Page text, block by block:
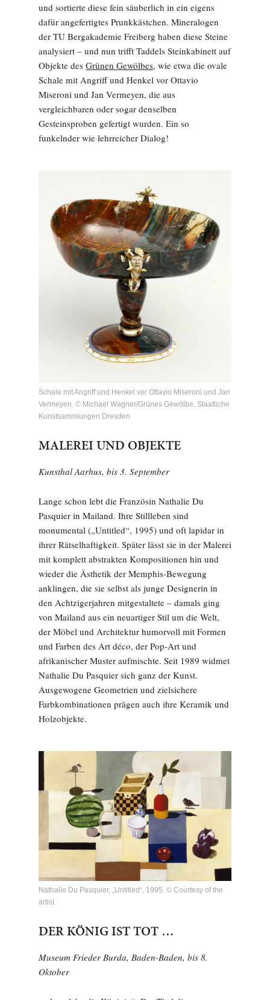
und sortierte diese fein säuberlich in ein eigens
dafür angefertigtes Prunkkästchen. Mineralogen
der TU Bergakademie Freiberg haben diese Steine
analysiert – und nun trifft Taddels Steinkabinett auf
Objekte des Grünen Gewölbes, wie etwa die ovale
Schale mit Angriff und Henkel vor Ottavio
Miseroni und Jan Vermeyen, die aus
vergleichbaren oder sogar denselben
Gesteinsproben gefertigt wurden. Ein so
funkelnder wie lehrreicher Dialog!
Schale mit Angriff und Henkel vor Ottavio Miseroni und Jan
Vermeyen. © Michael Wagner/Grünes Gewölbe, Staatliche
Kunstsammlungen Dresden
MALEREI UND OBJEKTE
Kunsthal Aarhus, bis 3. September
Lange schon lebt die Französin Nathalie Du
Pasquier in Mailand. Ihre Stillleben sind
monumental („Untitled“, 1995) und oft lapidar in
ihrer Rätselhaftigkeit. Später lässt sie in der Malerei
mit komplett abstrakten Kompositionen hin und
wieder die Ästhetik der Memphis-Bewegung
anklingen, die sie selbst als junge Designerin in
den Achtzigerjahren mitgestaltete – damals ging
von Mailand aus ein neuartiger Stil um die Welt,
der Möbel und Architektur humorvoll mit Formen
und Farben des Art déco, der Pop-Art und
afrikanischer Muster aufmischte. Seit 1989 widmet
Nathalie Du Pasquier sich ganz der Kunst.
Ausgewogene Geometrien und zielsichere
Farbkombinationen prägen auch ihre Keramik und
Holzobjekte.
Nathalie Du Pasquier, „Untitled“, 1995. © Courtesy of the
artist
DER KÖNIG IST TOT …
Museum Frieder Burda, Baden-Baden, bis 8.
Oktober